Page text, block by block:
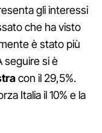
gli interessi
che ha visto
è stato più
seguire si è
con il 29,5%.
Italia il 10% e la